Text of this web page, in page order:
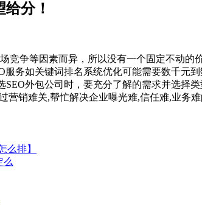
分！
竞争等因素而异，所以没有一个固定不动
务如关键词排名系统优化可能需要数千元
外包公司时，要充分了解的需求并选择
销难关,帮忙解决企业曝光难,信任难,业务难
么排】
么